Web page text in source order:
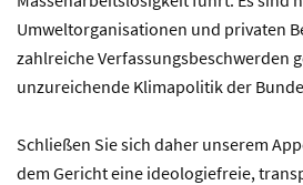
Umweltorganisationen und privaten
zahlreiche Verfassungsbeschwerden
unzureichende Klimapolitik der
Schließen Sie sich daher unserem
dem Gericht eine ideologiefreie,